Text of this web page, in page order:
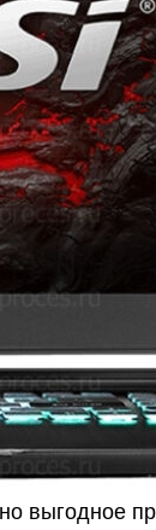
выгодное